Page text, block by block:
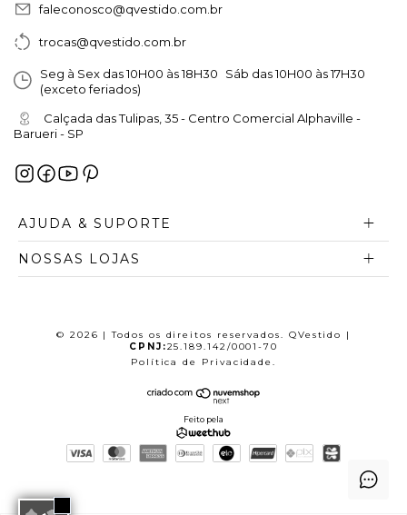
faleconosco@qvestido.com.br
trocas@qvestido.com.br
Seg à Sex das 10H00 às 18H30 Sáb das 10H00 às 17H30
(exceto feriados)
Calçada das Tulipas, 35 - Centro Comercial Alphaville -
Barueri - SP
AJUDA & SUPORTE
NOSSAS LOJAS
© 2026 | Todos os direitos reservados. QVestido |
CPNJ:25.189.142/0001-70
Política de Privacidade.
Feito pela